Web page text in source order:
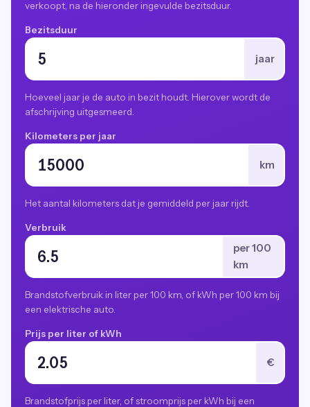
verkoopt, na de hieronder ingevulde bezitsduur.
Bezitsduur
jaar
Hoeveel jaar je de auto in bezit houdt. Hierover wordt de
afschrijving uitgesmeerd.
Kilometers per jaar
km
Het aantal kilometers dat je gemiddeld per jaar rijdt.
Verbruik
per 100
km
Brandstofverbruik in liter per 100 km, of kWh per 100 km bij
een elektrische auto.
Prijs per liter of kWh
€
Brandstofprijs per liter, of stroomprijs per kWh bij een